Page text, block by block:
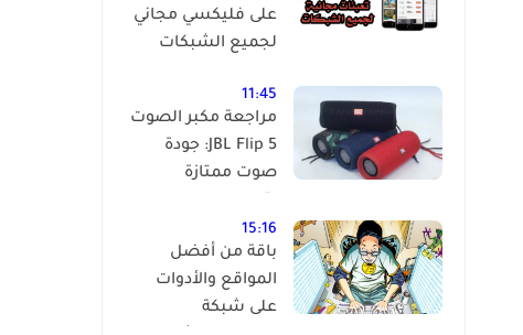
على فليكسي مجاني
لجميع الشبكات
11:45
مراجعة مكبر الصوت
JBL Flip 5: جودة
صوت ممتازة
15:16
باقة من أفضل
المواقع والأدوات
على شبكة